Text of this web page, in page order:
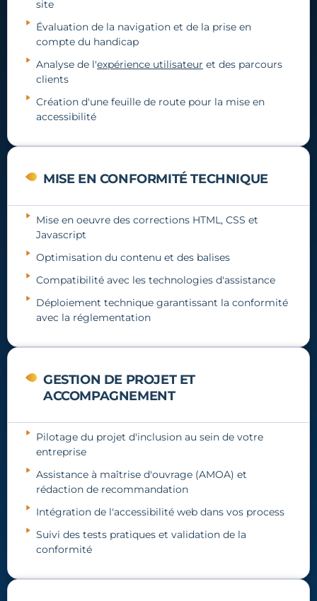
site
Évaluation de la navigation et de la prise en
compte du handicap
Analyse de l'expérience utilisateur et des parcours
clients
Création d'une feuille de route pour la mise en
accessibilité
MISE EN CONFORMITÉ TECHNIQUE
Mise en oeuvre des corrections HTML, CSS et
Javascript
Optimisation du contenu et des balises
Compatibilité avec les technologies d'assistance
Déploiement technique garantissant la conformité
avec la réglementation
GESTION DE PROJET ET
ACCOMPAGNEMENT
Pilotage du projet d'inclusion au sein de votre
entreprise
Assistance à maîtrise d'ouvrage (AMOA) et
rédaction de recommandation
Intégration de l'accessibilité web dans vos process
Suivi des tests pratiques et validation de la
conformité